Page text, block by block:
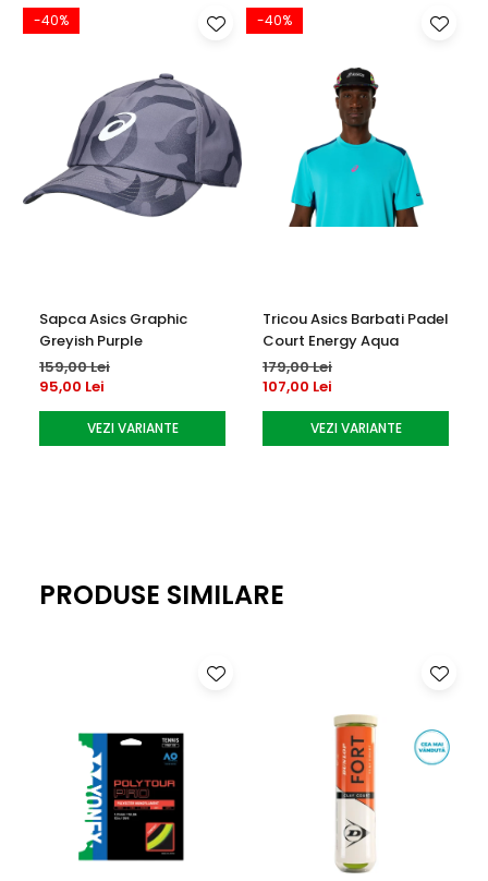
pentru orice jucător de tenis.
Detalii produs:
Material: Construcție din materiale premium pentru
durabilitate și confort.
Talpă: Optimizată pentru zgură, cu aderență excelentă
și tracțiune controlată.
-40%
Sapca Asics Graphic
Greyish Purple
159,00 Lei
95,00 Lei
VEZI VARIANTE
-40%
Tricou Asics Barbati Padel
Court Energy Aqua
179,00 Lei
107,00 Lei
VEZI VARIANTE
PRODUSE SIMILARE